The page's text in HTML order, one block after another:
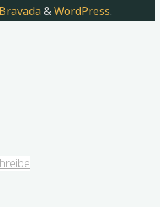
Bravada&WordPress.